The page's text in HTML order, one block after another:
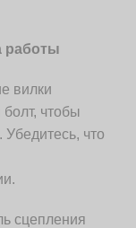
работы
вилки
чтобы
что
сцепления